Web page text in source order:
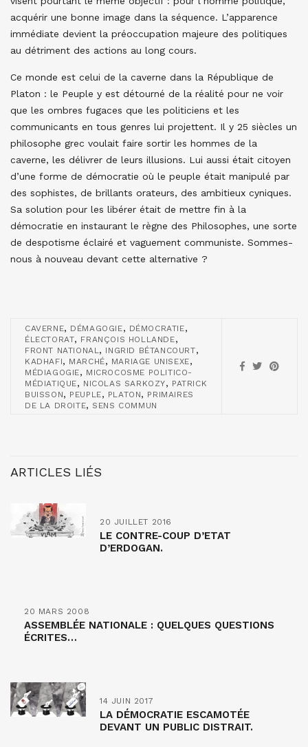
acquérir une bonne image dans la séquence. L’apparence
immédiate devient la préoccupation majeure des politiques
au détriment des actions au long cours.
Ce monde est celui de la caverne dans la République de
Platon : le Peuple y est détourné de la réalité pour ne voir
que les ombres fugaces que les politiciens et les
communicants en tous genres lui projettent. Il y 25 siècles un
philosophe grec voulait faire sortir les hommes de la
caverne, les délivrer de leurs illusions. Lui aussi était citoyen
d’une forme de démocratie où le peuple était manipulé par
des sophistes, de brillants orateurs, des ambitieux cyniques.
Sa solution pour les libérer était de mettre fin à la
démocratie en instaurant le règne des Philosophes, une sorte
de despotisme éclairé et vaguement communiste. Sommes-
nous à nouveau devant cette alternative ?
CAVERNE, DÉMAGOGIE, DÉMOCRATIE,
ÉLECTORAT, FRANÇOIS HOLLANDE,
FRONT NATIONAL, INGRID BÉTANCOURT,
KADHAFI, MARCHÉ, MARIAGE UNISEXE,
MÉDIAGOGIE, MICROCOSME POLITICO-
MÉDIATIQUE, NICOLAS SARKOZY, PATRICK
BUISSON, PEUPLE, PLATON, PRIMAIRES
DE LA DROITE, SENS COMMUN
ARTICLES LIÉS
20 JUILLET 2016
LE CONTRE-COUP D’ETAT
D’ERDOGAN.
20 MARS 2008
ASSEMBLÉE NATIONALE : QUELQUES QUESTIONS
ÉCRITES…
14 JUIN 2017
LA DÉMOCRATIE ESCAMOTÉE
DEVANT UN PUBLIC DISTRAIT.